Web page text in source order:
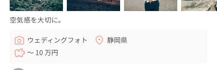
空気感を大切に。
ウェディングフォト
静岡県
〜 10 万円